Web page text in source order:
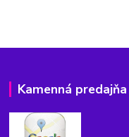
Kamenná